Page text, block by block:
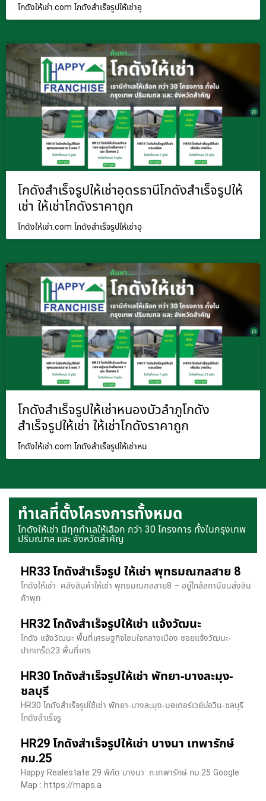
โกดังให้เช่า.com โกดังสำเร็จรูปให้เช่าอุ
โกดังสำเร็จรูปให้เช่าอุดรธานีโกดังสำเร็จรูปให้
เช่า ให้เช่าโกดังราคาถูก
โกดังให้เช่า.com โกดังสำเร็จรูปให้เช่าอุ
โกดังสำเร็จรูปให้เช่าหนองบัวลำภูโกดัง
สำเร็จรูปให้เช่า ให้เช่าโกดังราคาถูก
โกดังให้เช่า.com โกดังสำเร็จรูปให้เช่าหน
ทำเลที่ตั้งโครงการทั้งหมด
โกดังให้เช่า มีทุกทำเลให้เลือก กว่า 30 โครงการ ทั้งในกรุงเทพ
ปริมณฑล และ จังหวัดสำคัญ
HR33 โกดังสำเร็จรูป ให้เช่า พุทธมณฑลสาย 8
โกดังให้เช่า คลังสินค้าให้เช่า พุทธมณฑลสาย8 – อยู่ใกล้สถานีขนส่งสิน
ค้าพุท
HR32 โกดังสำเร็จรูปให้เช่า แจ้งวัฒนะ
โกดัง แจ้งวัฒนะ พื้นที่เศรษฐกิจโซนใจกลางเมือง ซอยแจ้งวัฒนะ-
ปากเกร็ด23 พื้นที่เศร
HR30 โกดังสำเร็จรูปให้เช่า พัทยา-บางละมุง-
ชลบุรี
HR30 โกดังสำเร็จรูปใช้เช่า พัทยา-บางละมุง-มอเตอร์เวย์บ่อวิน-ชลบุรี
โกดังสำเร็จรู
HR29 โกดังสำเร็จรูปให้เช่า บางนา เทพารักษ์
กม.25
Happy Realestate 29 พิกัด บางนา​ ถ.เทพารักษ์ กม.25 Google
Map : ​https://maps.a